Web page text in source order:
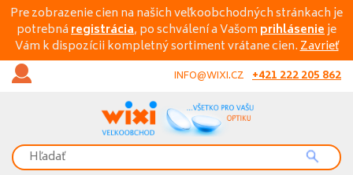
Pre zobrazenie cien na našich veľkoobchodných stránkach je
potrebnáregistrácia, po schválení a Vašom prihlásenieje
Vám k dispozícii kompletný sortiment vrátane cien.Zavrieť
INFO@WIXI.CZ +421 222 205 862